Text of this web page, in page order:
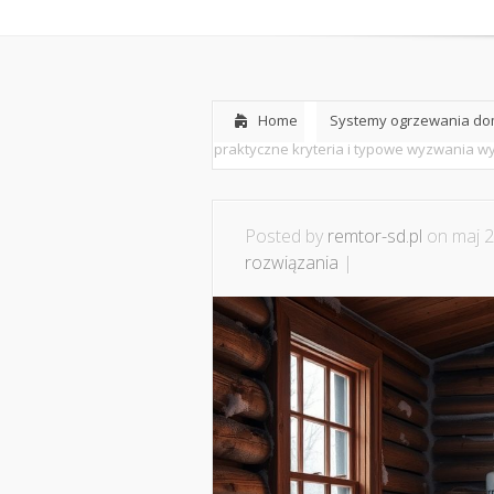
Home Systemy ogrzewania
praktyczne kryteria i typowe wyzwania
Posted by remtor-sd.pl on maj
rozwiązania |